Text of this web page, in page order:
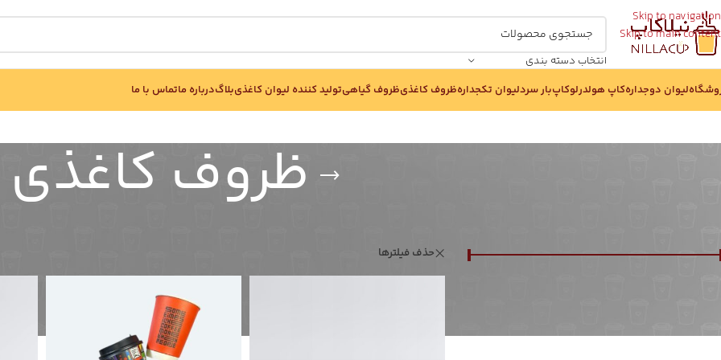
Skip to navigation
Skip to main content
انتخاب دسته بندی
لیوان دوجدارهکاپ هولدرلوکاپبار سردلیوان تکجدارهظروف کاغذیظروف گیاهیتولید کننده لیوان کاغذیبلاگدرباره ماتماس با ما
ظروف کاغذی
حذف فیلترها